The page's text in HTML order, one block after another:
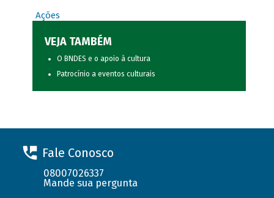
Ações
VEJA TAMBÉM
O BNDES e o apoio à cultura
Patrocínio a eventos culturais
Fale Conosco
08007026337
Mande sua pergunta